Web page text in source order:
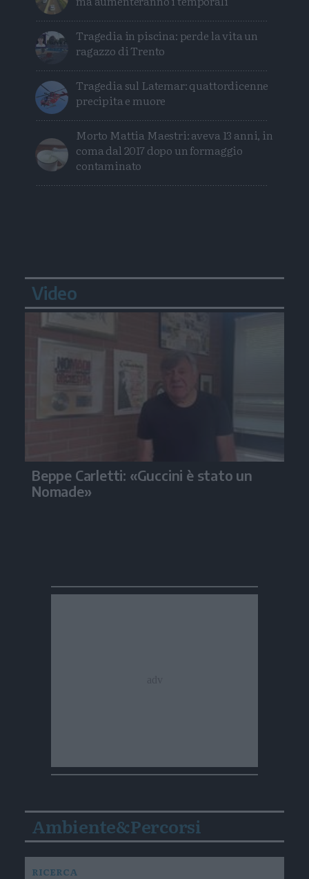
Tragedia in piscina: perde la vita un
ragazzo di Trento
Tragedia sul Latemar: quattordicenne
precipita e muore
Morto Mattia Maestri: aveva 13 anni, in
coma dal 2017 dopo un formaggio
contaminato
Video
Beppe Carletti: «Guccini è stato un
Nomade»
Ambiente&Percorsi
RICERCA